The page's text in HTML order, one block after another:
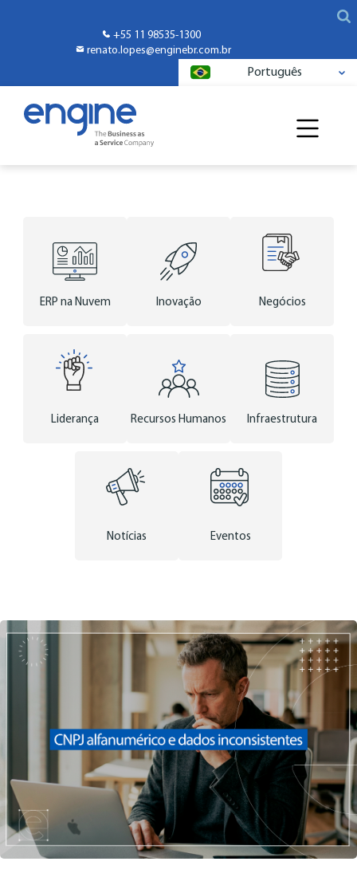
+55 11 98535-1300
renato.lopes@enginebr.com.br
Português
ERP na Nuvem Inovação Negócios
Liderança Recursos Humanos Infraestrutura
Notícias Eventos